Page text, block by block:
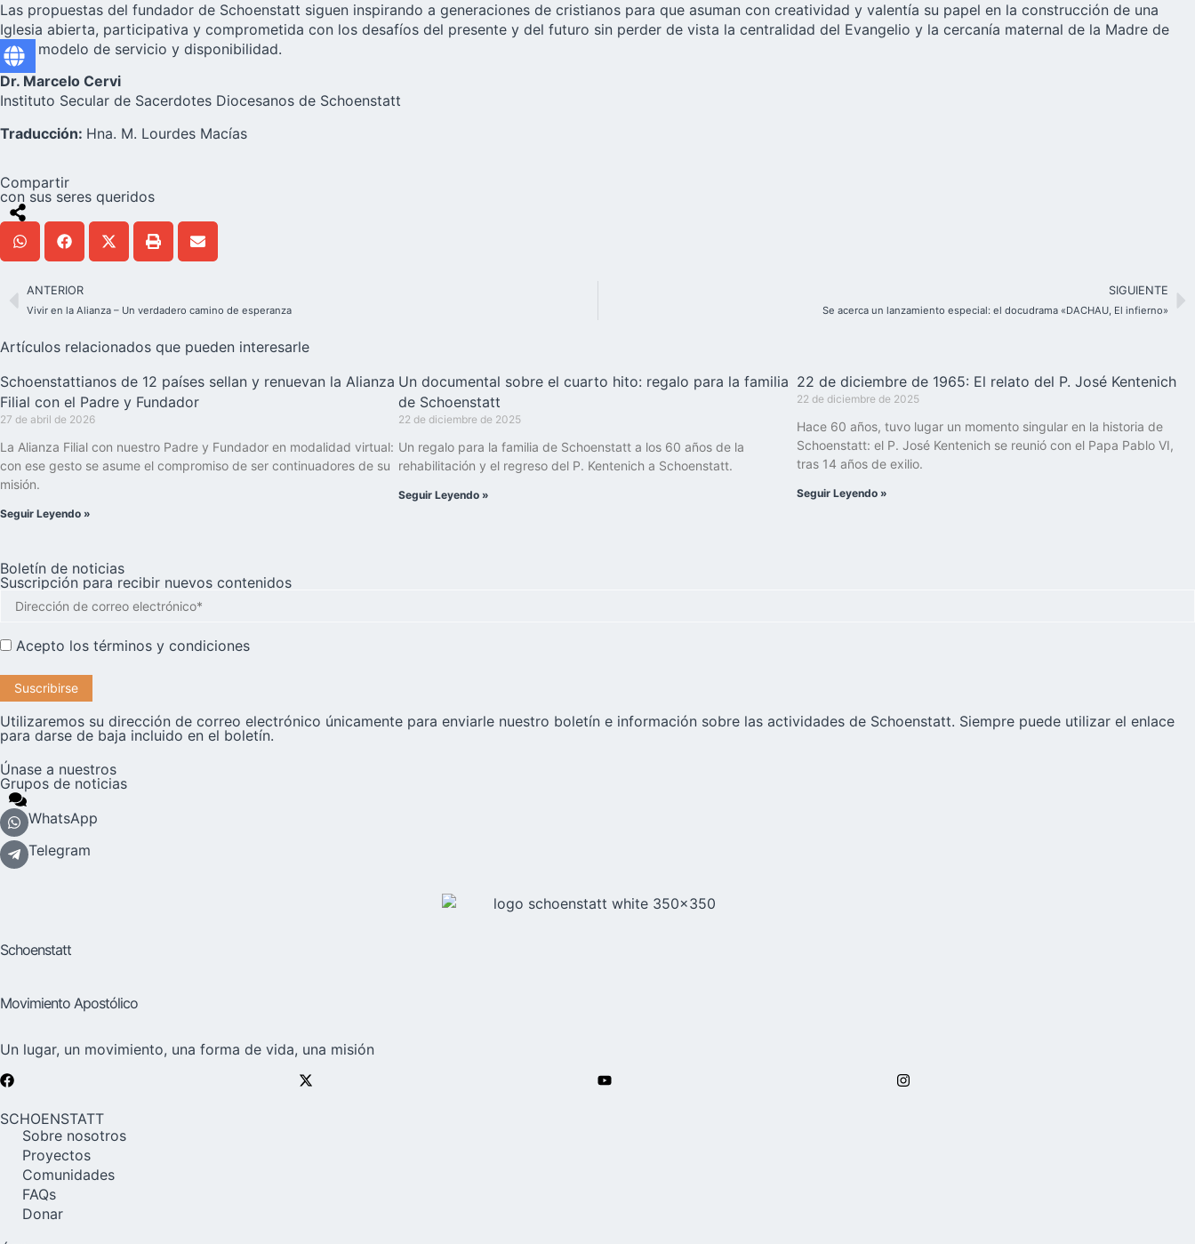
Las propuestas del fundador de Schoenstatt siguen inspirando a generaciones de cristianos para que asuman con creatividad y valentía su papel en la construcción de una
Iglesia abierta, participativa y comprometida con los desafíos del presente y del futuro sin perder de vista la centralidad del Evangelio y la cercanía maternal de la Madre de
Dios, modelo de servicio y disponibilidad.
Dr. Marcelo Cervi
Instituto Secular de Sacerdotes Diocesanos de Schoenstatt
Traducción: Hna. M. Lourdes Macías
Compartir
con sus seres queridos
ANTERIOR
Vivir en la Alianza – Un verdadero camino de esperanza
SIGUIENTE
Se acerca un lanzamiento especial: el docudrama «DACHAU, El infierno»
Artículos relacionados que pueden interesarle
Schoenstattianos de 12 países sellan y renuevan la Alianza
Filial con el Padre y Fundador
27 de abril de 2026
La Alianza Filial con nuestro Padre y Fundador en modalidad virtual:
con ese gesto se asume el compromiso de ser continuadores de su
misión.
Seguir Leyendo »
Un documental sobre el cuarto hito: regalo para la familia
de Schoenstatt
22 de diciembre de 2025
Un regalo para la familia de Schoenstatt a los 60 años de la
rehabilitación y el regreso del P. Kentenich a Schoenstatt.
Seguir Leyendo »
22 de diciembre de 1965: El relato del P. José Kentenich
22 de diciembre de 2025
Hace 60 años, tuvo lugar un momento singular en la historia de
Schoenstatt: el P. José Kentenich se reunió con el Papa Pablo VI,
tras 14 años de exilio.
Seguir Leyendo »
Boletín de noticias
Suscripción para recibir nuevos contenidos
Acepto los términos y condiciones
Utilizaremos su dirección de correo electrónico únicamente para enviarle nuestro boletín e información sobre las actividades de Schoenstatt. Siempre puede utilizar el enlace
para darse de baja incluido en el boletín.
Únase a nuestros
Grupos de noticias
WhatsApp
Telegram
Schoenstatt
Movimiento Apostólico
Un lugar, un movimiento, una forma de vida, una misión
SCHOENSTATT
Sobre nosotros
Proyectos
Comunidades
FAQs
Donar